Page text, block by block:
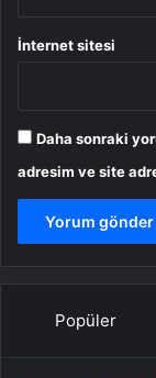
İnternet sitesi
Daha sonraki
adresim ve site
Popüler